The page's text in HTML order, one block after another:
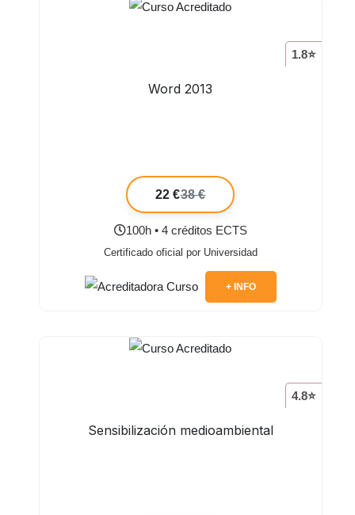
1.8⭐
Word 2013
22 €38 €
100h • 4 créditos ECTS
Certificado oficial por Universidad
+ INFO
4.8⭐
Sensibilización medioambiental